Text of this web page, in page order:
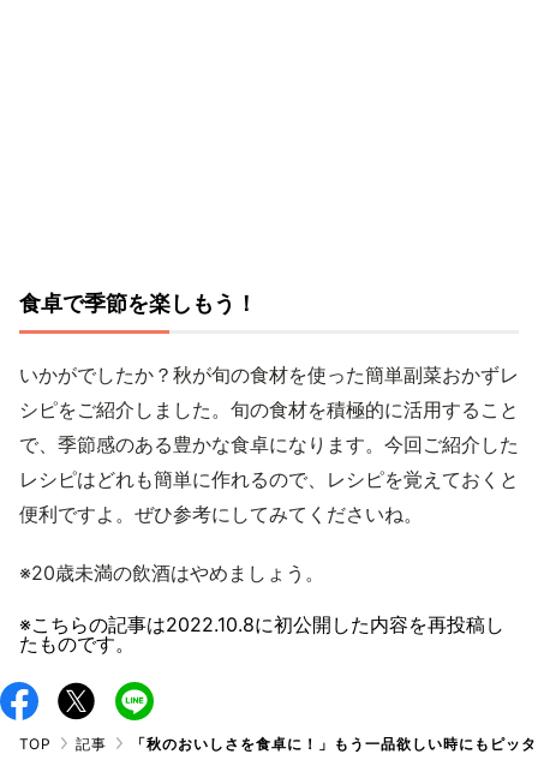
食卓で季節を楽しもう！
いかがでしたか？秋が旬の食材を使った簡単副菜おかずレ
シピをご紹介しました。旬の食材を積極的に活用すること
で、季節感のある豊かな食卓になります。今回ご紹介した
レシピはどれも簡単に作れるので、レシピを覚えておくと
便利ですよ。ぜひ参考にしてみてくださいね。
※20歳未満の飲酒はやめましょう。
※こちらの記事は2022.10.8に初公開した内容を再投稿し
たものです。
TOP 記事 「秋のおいしさを食卓に！」もう一品欲しい時にもピッ